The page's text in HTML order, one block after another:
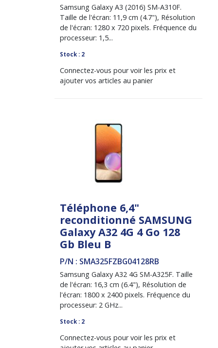
Samsung Galaxy A3 (2016) SM-A310F.
Taille de l'écran: 11,9 cm (4.7"), Résolution
de l'écran: 1280 x 720 pixels. Fréquence du
processeur: 1,5...
Stock : 2
Connectez-vous pour voir les prix et
ajouter vos articles au panier
Téléphone 6,4"
reconditionné SAMSUNG
Galaxy A32 4G 4 Go 128
Gb Bleu B
P/N : SMA325FZBG04128RB
Samsung Galaxy A32 4G SM-A325F. Taille
de l'écran: 16,3 cm (6.4"), Résolution de
l'écran: 1800 x 2400 pixels. Fréquence du
processeur: 2 GHz...
Stock : 2
Connectez-vous pour voir les prix et